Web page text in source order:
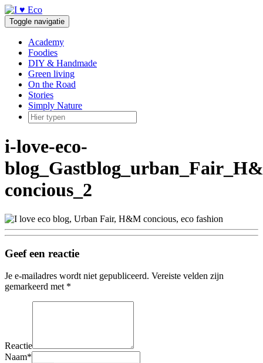
Doorgaan
naar
inhoud
Toggle navigatie
Academy
Foodies
DIY & Handmade
Green living
On the Road
Stories
Simply Nature
i-love-eco-
concious_2
Geef een reactie
Je e-mailadres wordt niet gepubliceerd. Vereiste velden zijn
gemarkeerd met *
Reactie
Naam*